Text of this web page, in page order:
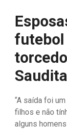
futebol
Saudita
“A saída foi
filhos e não
alguns